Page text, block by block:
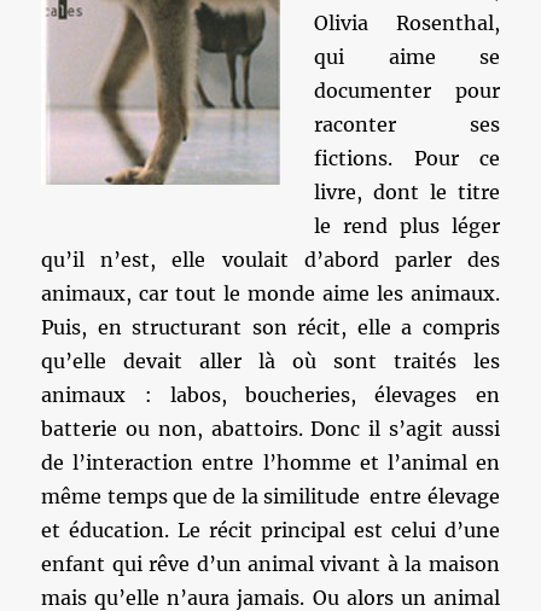
Olivia Rosenthal,
qui aime se
documenter pour
raconter ses
fictions. Pour ce
livre, dont le titre
le rend plus léger
qu’il n’est, elle voulait d’abord parler des
animaux, car tout le monde aime les animaux.
Puis, en structurant son récit, elle a compris
qu’elle devait aller là où sont traités les
animaux : labos, boucheries, élevages en
batterie ou non, abattoirs. Donc il s’agit aussi
de l’interaction entre l’homme et l’animal en
même temps que de la similitude entre élevage
et éducation. Le récit principal est celui d’une
enfant qui rêve d’un animal vivant à la maison
mais qu’elle n’aura jamais. Ou alors un animal